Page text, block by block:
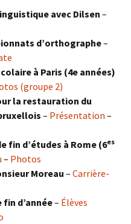
avec Dilsen –
d’orthographe–
à Paris (4e années)
(groupe 2)
la restauration du
– Présentation –
fin d’études à Rome (6es
– Photos
Moreau – Carrière-
fin d’année– Élèves